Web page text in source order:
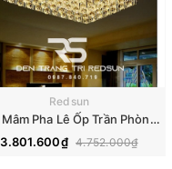
Redsun
Đèn Mâm Pha Lê Ốp Trần Phòng Khách Hiện Đại M9196
3.801.600₫ 4.752.000₫